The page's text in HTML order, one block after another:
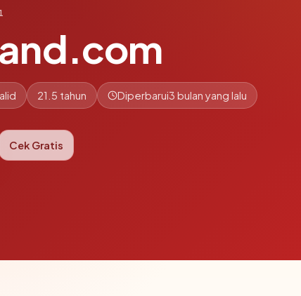
21.5 tahun Diperbarui3 bulan yang lalu
Cek Gratis